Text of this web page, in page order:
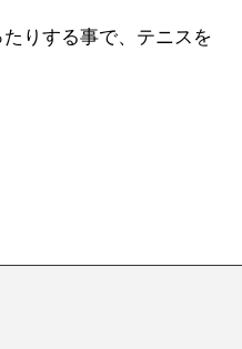
りする事で、テニスを